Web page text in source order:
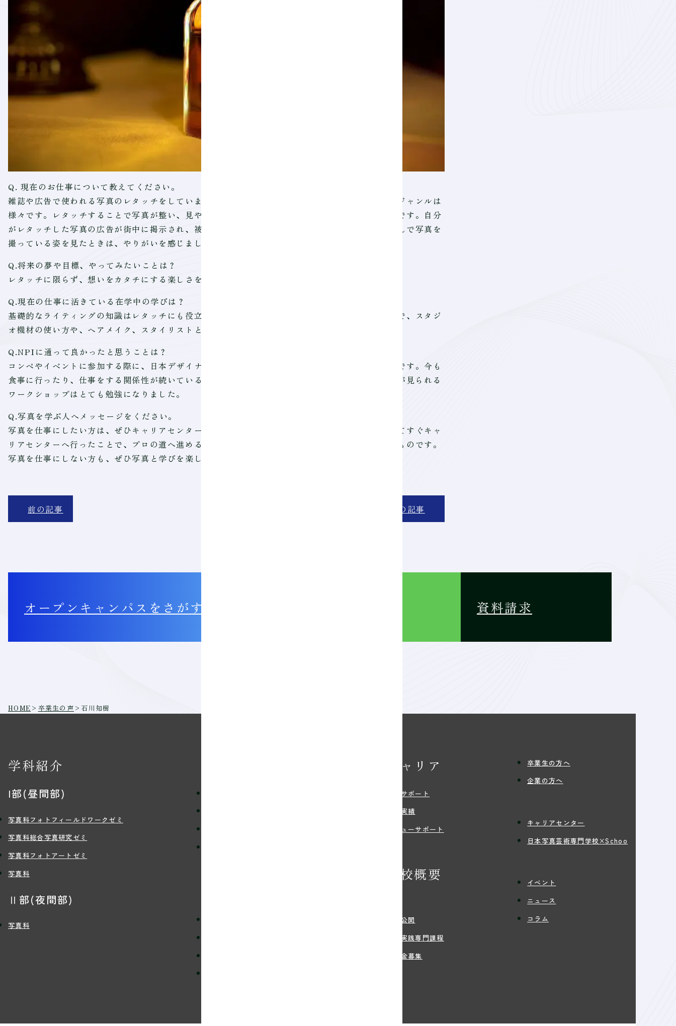
Q. 現在のお仕事について教えてください。
雑誌や広告で使われる写真のレタッチをしています。人物が多いですが、化粧品や建築、車など、ジャンルは
様々です。レタッチすることで写真が整い、見やすく、より伝わりやすくなっていくことが楽しいです。自分
がレタッチした写真の広告が街中に掲示され、被写体のタレントのファンの皆さんが、目の前で喜んで写真を
撮っている姿を見たときは、やりがいを感じました。
Q.将来の夢や目標、やってみたいことは？
レタッチに限らず、想いをカタチにする楽しさを多くの人に伝えたいです。
Q.現在の仕事に活きている在学中の学びは？
基礎的なライティングの知識はレタッチにも役立っています。また学校のスタジオが借りられるので、スタジ
オ機材の使い方や、ヘアメイク、スタイリストとの作品撮りなど、実践で学べるのが良かったです。
Q.NPIに通って良かったと思うことは？
コンペやイベントに参加する際に、日本デザイナー学院の学生とつないでいただけたのが良かったです。今も
食事に行ったり、仕事をする関係性が続いているのは、NPIのおかげです。また、プロの撮影現場が見られる
ワークショップはとても勉強になりました。
Q.写真を学ぶ人へメッセージをください。
写真を仕事にしたい方は、ぜひキャリアセンターへ足を運んでみてください。当時の私も、入学してすぐキャ
リアセンターへ行ったことで、プロの道へ進めるようになりました。写真はとても奥が深く楽しいものです。
写真を仕事にしない方も、ぜひ写真と学びを楽しんでください。
前の記事 次の記事
オープンキャンパス をさがす 資料請求
HOME > 卒業生の声 > 石川知樹
学科紹介
I部(昼間部)
写真科フォトフィールドワークゼミ
写真科総合写真研究ゼミ
写真科フォトアートゼミ
写真科
Ⅱ部(夜間部)
写真科
キャリア
就職サポート
就職実績
デビューサポート
学校概要
情報公開
職業実践専門課程
寄付金募集
卒業生の方へ
企業の方へ
キャリアセンター
日本写真芸術専門学校×Schoo
イベント
ニュース
コラム